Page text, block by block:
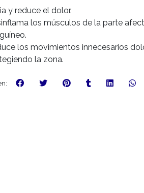
y reduce el dolor.
los músculos de la parte
los movimientos innecesarios
la zona.